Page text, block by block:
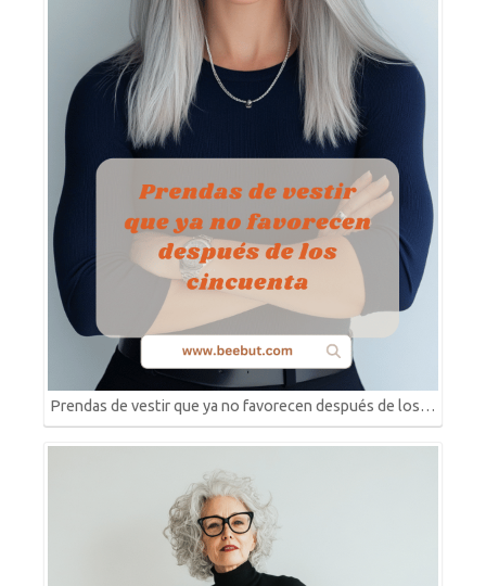
Prendas de vestir que ya no favorecen después de los…